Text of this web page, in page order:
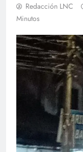
Redacción LNC
Minutos